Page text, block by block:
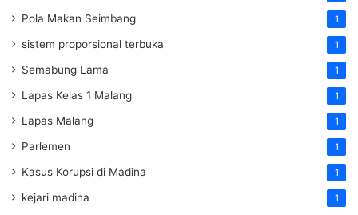
Pola Makan Seimbang 1
sistem proporsional terbuka 1
Semabung Lama 1
Lapas Kelas 1 Malang 1
Lapas Malang 1
Parlemen 1
Kasus Korupsi di Madina 1
kejari madina 1